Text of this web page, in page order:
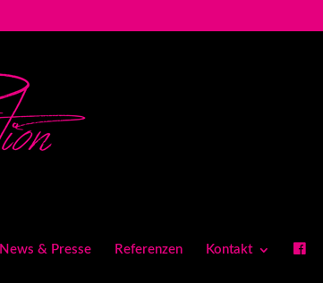
News & Presse Referenzen Kontakt